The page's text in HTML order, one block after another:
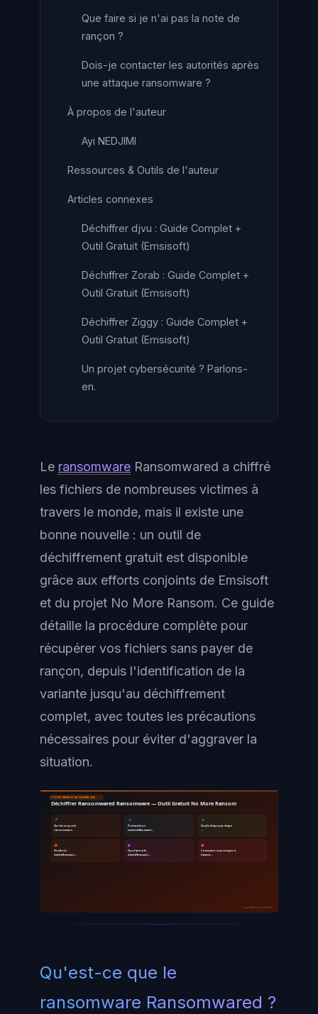
Que faire si je n'ai pas la note de
rançon ?
Dois-je contacter les autorités après
une attaque ransomware ?
À propos de l'auteur
Ayi NEDJIMI
Ressources & Outils de l'auteur
Articles connexes
Déchiffrer djvu : Guide Complet +
Outil Gratuit (Emsisoft)
Déchiffrer Zorab : Guide Complet +
Outil Gratuit (Emsisoft)
Déchiffrer Ziggy : Guide Complet +
Outil Gratuit (Emsisoft)
Un projet cybersécurité ? Parlons-
en.
Le ransomware Ransomwared a chiffré
les fichiers de nombreuses victimes à
travers le monde, mais il existe une
bonne nouvelle : un outil de
déchiffrement gratuit est disponible
grâce aux efforts conjoints de Emsisoft
et du projet No More Ransom. Ce guide
détaille la procédure complète pour
récupérer vos fichiers sans payer de
rançon, depuis l'identification de la
variante jusqu'au déchiffrement
complet, avec toutes les précautions
nécessaires pour éviter d'aggraver la
situation.
DÉCHIFFREMENT RANSOMWARE
Déchiffrer Ransomwared Ransomware — Outil Gratuit No More Ransom
📌
Qu'est-ce que le
ransomware…
🔹
Précautions
essentielles avant…
🔸
Guide étape par étape
🔺
Outils de
déchiffrement…
▶
Que faire si le
déchiffrement…
◆
Comment se protéger à
l'avenir…
ayinedjimi-consultants.fr
Qu'est-ce que le
ransomware Ransomwared ?